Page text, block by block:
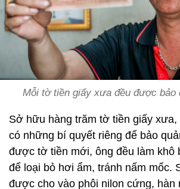
Mỗi tờ tiền giấy xưa đều được bảo
Sở hữu hàng trăm tờ tiền giấy xưa,
có những bí quyết riêng để bảo
được tờ tiền mới, ông đều làm khô
để loại bỏ hơi ẩm, tránh nấm mốc.
được cho vào phôi nilon cứng, hàn